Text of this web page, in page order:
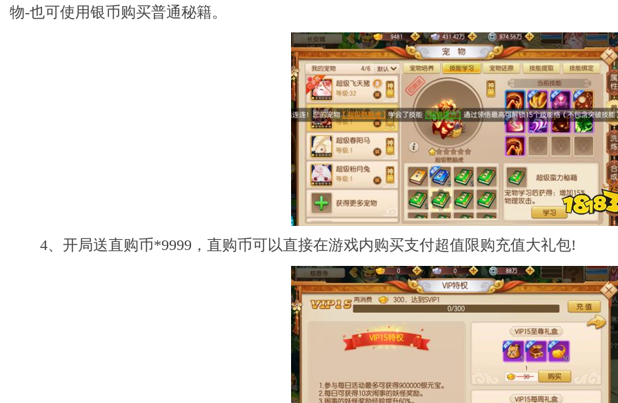
物-也可使用银币购买普通秘籍。
4、开局送直购币*9999，直购币可以直接在游戏内购买支付超值限购充值大礼包!